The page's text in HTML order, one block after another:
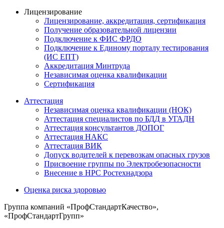
Лицензирование
Лицензирование, аккредитация, сертификация
Получение образовательной лицензии
Подключение к ФИС ФРДО
Подключение к Единому порталу тестирования
(ИС ЕПТ)
Аккредитация Минтруда
Независимая оценка квалификации
Сертификация
Аттестация
Независимая оценка квалификации (НОК)
Аттестация специалистов по БДД в УГАДН
Аттестация консультантов ДОПОГ
Аттестация НАКС
Аттестация ВИК
Допуск водителей к перевозкам опасных грузов
Присвоение группы по Электробезопасности
Внесение в НРС Ростехнадзора
Оценка риска здоровью
Группа компаний «ПрофСтандартКачество»,
«ПрофСтандартГрупп»